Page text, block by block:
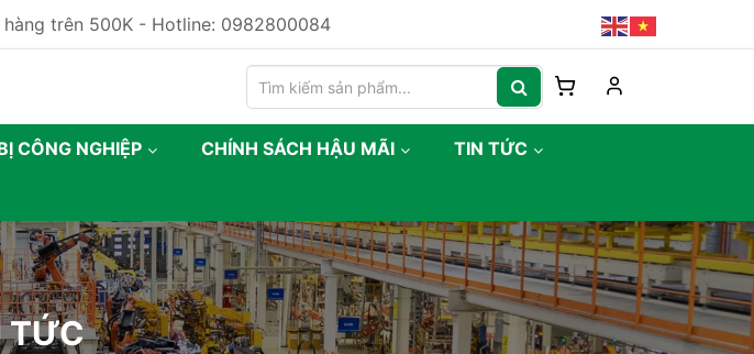
hàng trên 500K - Hotline: 0982800084
CÔNG NGHIỆP CHÍNH SÁCH HẬU MÃI TIN TỨC
TỨC